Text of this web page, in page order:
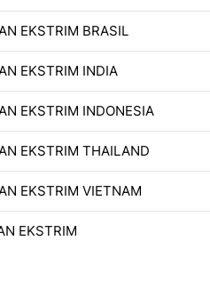
EKSTRIM BRASIL
EKSTRIM INDIA
EKSTRIM INDONESIA
EKSTRIM THAILAND
EKSTRIM VIETNAM
EKSTRIM